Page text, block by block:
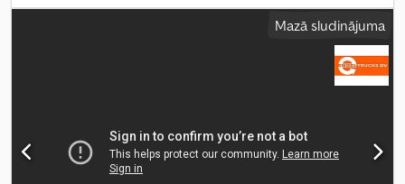
retardētājs, krāsa:sudraba, pārnesuma veids:automātisks,
, Aprīkojums:ABS,
Mazā sludinājuma